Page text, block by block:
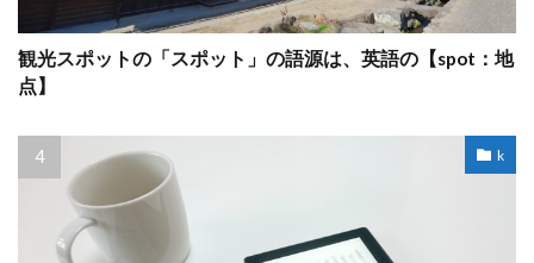
観光スポットの「スポット」の語源は、英語の【spot：地
点】
k